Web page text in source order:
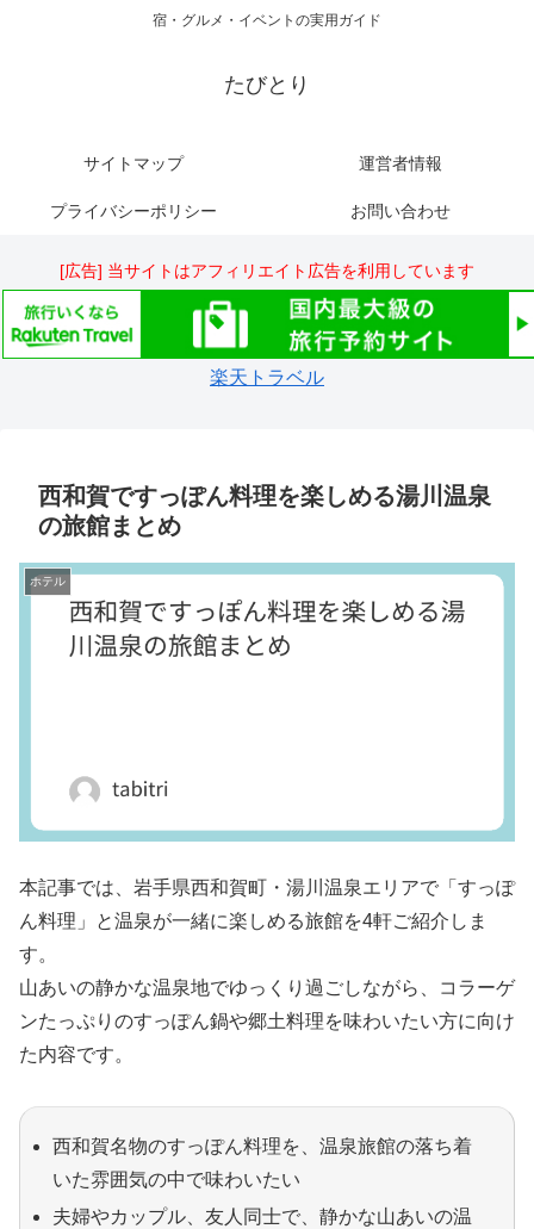
宿・グルメ・イベントの実用ガイド
たびとり
サイトマップ 運営者情報
プライバシーポリシー お問い合わせ
[広告] 当サイトはアフィリエイト広告を利用しています
楽天トラベル
西和賀ですっぽん料理を楽しめる湯川温泉
の旅館まとめ
ホテル
本記事では、岩手県西和賀町・湯川温泉エリアで「すっぽ
ん料理」と温泉が一緒に楽しめる旅館を4軒ご紹介しま
す。
山あいの静かな温泉地でゆっくり過ごしながら、コラーゲ
ンたっぷりのすっぽん鍋や郷土料理を味わいたい方に向け
た内容です。
西和賀名物のすっぽん料理を、温泉旅館の落ち着
いた雰囲気の中で味わいたい
夫婦やカップル、友人同士で、静かな山あいの温